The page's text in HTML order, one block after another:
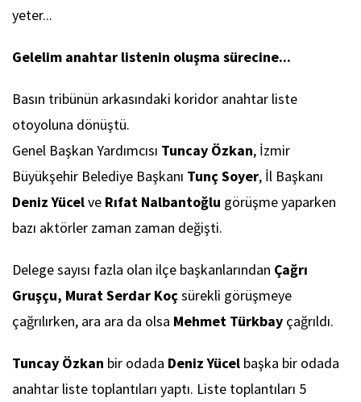
yeter...
Gelelim anahtar listenin oluşma sürecine...
Basın tribünün arkasındaki koridor anahtar liste
otoyoluna dönüştü.
Genel Başkan Yardımcısı Tuncay Özkan, İzmir
Büyükşehir Belediye Başkanı Tunç Soyer, İl Başkanı
Deniz Yücelve Rıfat Nalbantoğlu görüşme yaparken
bazı aktörler zaman zaman değişti.
Delege sayısı fazla olan ilçe başkanlarından Çağrı
Gruşçu, Murat Serdar Koçsürekli görüşmeye
çağrılırken, ara ara da olsa Mehmet Türkbay çağrıldı.
Tuncay Özkan bir odada Deniz Yücel başka bir odada
anahtar liste toplantıları yaptı. Liste toplantıları 5